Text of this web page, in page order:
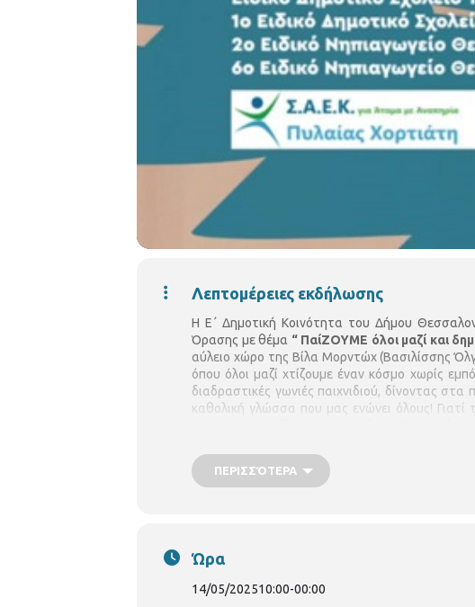
Λεπτομέρειες εκδήλωσης
Η Ε΄ Δημοτική Κοινότητα του Δήμου
Όρασης με θέμα “ ΠαίΖΟΥΜΕ όλοι μαζί και
αύλειο χώρο της Βίλα Μορντώχ (Βασιλίσσης
όπου όλοι μαζί χτίζουμε έναν κόσμο χωρίς
διαδραστικές γωνιές παιχνιδιού, δίνοντας
καθολική γλώσσα που μας ενώνει όλους! Γιατί
Η είσοδος θα είναι ελεύθερη.
ΠΕΡΙΣΣΌΤΕΡΑ
Ώρα
14/05/202510:00-00:00